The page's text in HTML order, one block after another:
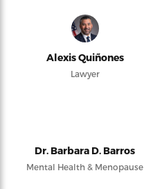
Alexis Quiñones
Lawyer
Dr. Barbara D. Barros
Mental Health & Menopause